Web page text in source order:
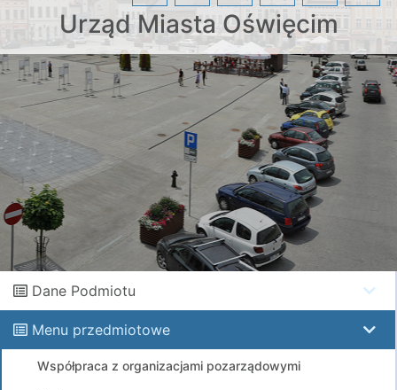
Urząd Miasta Oświęcim
Dane Podmiotu
Menu przedmiotowe
Współpraca z organizacjami pozarządowymi